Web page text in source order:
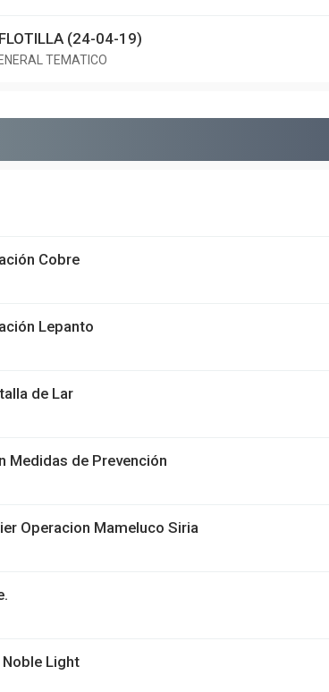
(24-04-19)
TEMATICO
Cobre
Lepanto
de Lar
Medidas de Prevención
Operacion Mameluco Siria
Light